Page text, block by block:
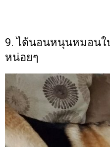
9. ได้นอนหนุนหมอนใ
หน่อยๆ